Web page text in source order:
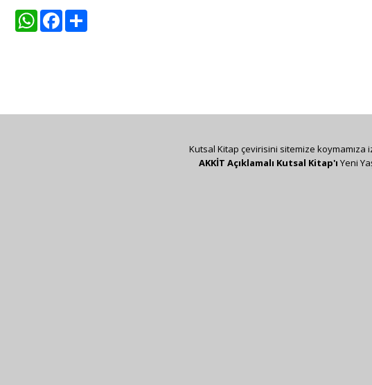
WhatsAppFacebook
Kutsal Kitap çevirisini sitemize koymamıza
AKKİT Açıklamalı Kutsal Kitap'ı Yeni